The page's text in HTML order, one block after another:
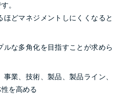
。
どマネジメントしにくくなると
な多角化を目指すことが求めら
業、技術、製品、製品ライン、
を高める